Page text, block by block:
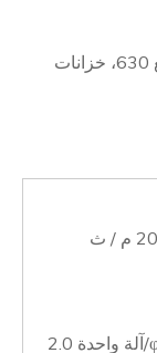
(1) مجموعة كاملة من المعدات: آلة شد الدفع 630، خزانات
آلتان لـ φ0.8～1.2mm/آلة واحدة 2.0